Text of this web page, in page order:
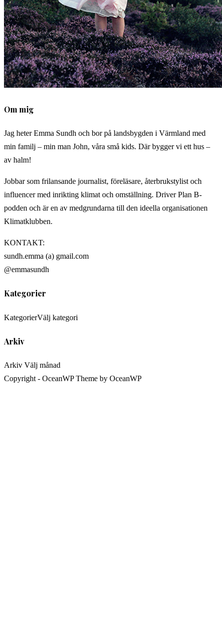
Om mig
Jag heter Emma Sundh och bor på landsbygden i Värmland med
min familj – min man John, våra små kids. Där bygger vi ett hus –
av halm!
Jobbar som frilansande journalist, föreläsare, återbrukstylist och
influencer med inrikting klimat och omställning. Driver Plan B-
podden och är en av medgrundarna till den ideella organisationen
Klimatklubben.
KONTAKT:
sundh.emma (a) gmail.com
@emmasundh
Kategorier
KategorierVälj kategori
Arkiv
Arkiv Välj månad
Copyright - OceanWP Theme by OceanWP